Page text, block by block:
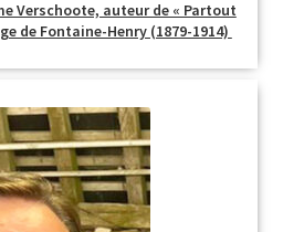
Verschoote, auteur de « Partout
de Fontaine-Henry (1879-1914)